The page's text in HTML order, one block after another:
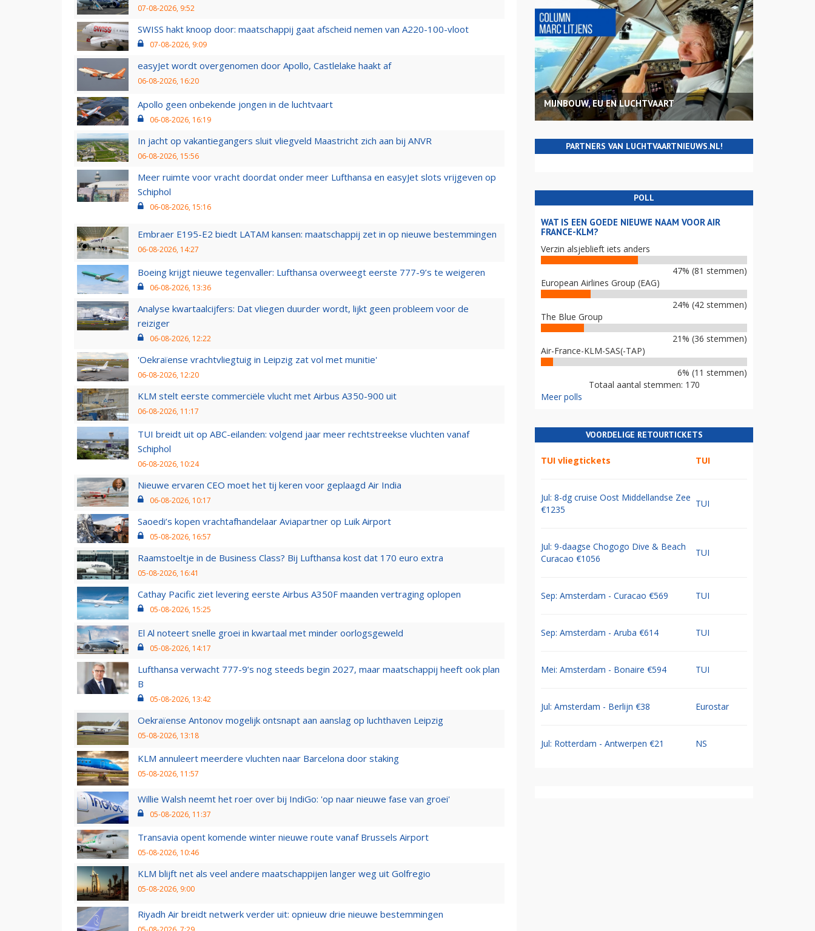
07-08-2026, 9:52
SWISS hakt knoop door: maatschappij gaat afscheid nemen van A220-100-vloot
07-08-2026, 9:09
easyJet wordt overgenomen door Apollo, Castlelake haakt af
06-08-2026, 16:20
Apollo geen onbekende jongen in de luchtvaart
06-08-2026, 16:19
In jacht op vakantiegangers sluit vliegveld Maastricht zich aan bij ANVR
06-08-2026, 15:56
Meer ruimte voor vracht doordat onder meer Lufthansa en easyJet slots vrijgeven op
Schiphol
06-08-2026, 15:16
Embraer E195-E2 biedt LATAM kansen: maatschappij zet in op nieuwe bestemmingen
06-08-2026, 14:27
Boeing krijgt nieuwe tegenvaller: Lufthansa overweegt eerste 777-9’s te weigeren
06-08-2026, 13:36
Analyse kwartaalcijfers: Dat vliegen duurder wordt, lijkt geen probleem voor de
reiziger
06-08-2026, 12:22
'Oekraïense vrachtvliegtuig in Leipzig zat vol met munitie'
06-08-2026, 12:20
KLM stelt eerste commerciële vlucht met Airbus A350-900 uit
06-08-2026, 11:17
TUI breidt uit op ABC-eilanden: volgend jaar meer rechtstreekse vluchten vanaf
Schiphol
06-08-2026, 10:24
Nieuwe ervaren CEO moet het tij keren voor geplaagd Air India
06-08-2026, 10:17
Saoedi’s kopen vrachtafhandelaar Aviapartner op Luik Airport
05-08-2026, 16:57
Raamstoeltje in de Business Class? Bij Lufthansa kost dat 170 euro extra
05-08-2026, 16:41
Cathay Pacific ziet levering eerste Airbus A350F maanden vertraging oplopen
05-08-2026, 15:25
El Al noteert snelle groei in kwartaal met minder oorlogsgeweld
05-08-2026, 14:17
Lufthansa verwacht 777-9’s nog steeds begin 2027, maar maatschappij heeft ook plan
B
05-08-2026, 13:42
Oekraïense Antonov mogelijk ontsnapt aan aanslag op luchthaven Leipzig
05-08-2026, 13:18
KLM annuleert meerdere vluchten naar Barcelona door staking
05-08-2026, 11:57
Willie Walsh neemt het roer over bij IndiGo: 'op naar nieuwe fase van groei'
05-08-2026, 11:37
Transavia opent komende winter nieuwe route vanaf Brussels Airport
05-08-2026, 10:46
KLM blijft net als veel andere maatschappijen langer weg uit Golfregio
05-08-2026, 9:00
Riyadh Air breidt netwerk verder uit: opnieuw drie nieuwe bestemmingen
MIJNBOUW, EU EN LUCHTVAART
PARTNERS VAN LUCHTVAARTNIEUWS.NL!
POLL
WAT IS EEN GOEDE NIEUWE NAAM VOOR AIR
FRANCE-KLM?
Verzin alsjeblieft iets anders
47% (81 stemmen)
European Airlines Group (EAG)
24% (42 stemmen)
The Blue Group
21% (36 stemmen)
Air-France-KLM-SAS(-TAP)
6% (11 stemmen)
Totaal aantal stemmen: 170
Meer polls
VOORDELIGE RETOURTICKETS
TUI vliegtickets TUI
Jul: 8-dg cruise Oost Middellandse Zee
€1235
TUI
Jul: 9-daagse Chogogo Dive & Beach
Curacao €1056
TUI
Sep: Amsterdam - Curacao €569 TUI
Sep: Amsterdam - Aruba €614 TUI
Mei: Amsterdam - Bonaire €594 TUI
Jul: Amsterdam - Berlijn €38 Eurostar
Jul: Rotterdam - Antwerpen €21 NS